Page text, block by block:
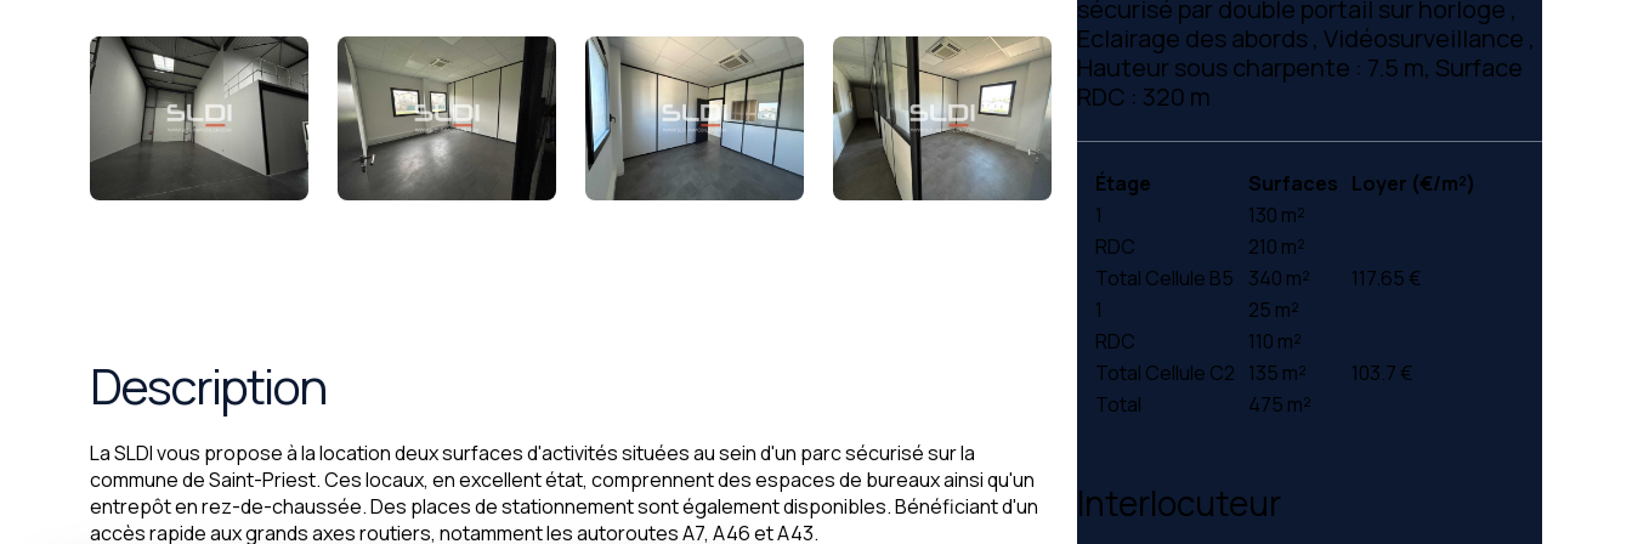
Description
La SLDI vous propose à la location deux surfaces d'activités situées au sein d'un parc sécurisé sur la
commune de Saint-Priest. Ces locaux, en excellent état, comprennent des espaces de bureaux ainsi qu'un
entrepôt en rez-de-chaussée. Des places de stationnement sont également disponibles. Bénéficiant d'un
accès rapide aux grands axes routiers, notamment les autoroutes A7, A46 et A43.
sécurisé par double portail sur horloge ,
Eclairage des abords , Vidéosurveillance ,
Hauteur sous charpente : 7.5 m, Surface
RDC : 320 m
Étage Surfaces Loyer (€/m²)
1
130 m²
RDC
210 m²
Total Cellule B5
340 m²
117.65 €
1
25 m²
RDC
110 m²
Total Cellule C2 135 m²
103.7 €
Total
475 m²
Interlocuteur